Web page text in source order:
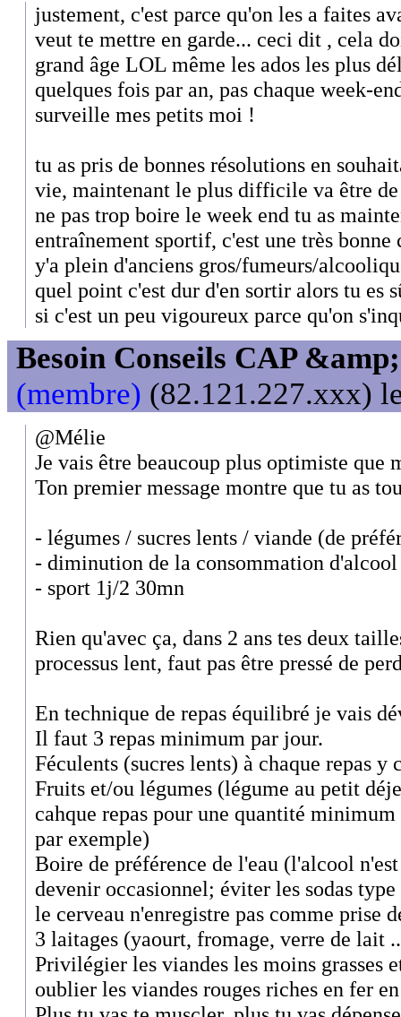
justement, c'est parce qu'on les a faites
veut te mettre en garde... ceci dit , cela
grand âge LOL même les ados les plus
quelques fois par an, pas chaque week-
surveille mes petits moi !
tu as pris de bonnes résolutions en
vie, maintenant le plus difficile va être
ne pas trop boire le week end tu as
entraînement sportif, c'est une très bonne
y'a plein d'anciens gros/fumeurs/
quel point c'est dur d'en sortir alors tu es
si c'est un peu vigoureux parce qu'on
Besoin Conseils CAP
(membre) (82.121.227.xxx)
@Mélie
Je vais être beaucoup plus optimiste que
Ton premier message montre que tu as
- légumes / sucres lents / viande (de
- diminution de la consommation d'alcool
- sport 1j/2 30mn
Rien qu'avec ça, dans 2 ans tes deux
processus lent, faut pas être pressé de
En technique de repas équilibré je vais
Il faut 3 repas minimum par jour.
Féculents (sucres lents) à chaque repas
Fruits et/ou légumes (légume au petit
cahque repas pour une quantité
par exemple)
Boire de préférence de l'eau (l'alcool
devenir occasionnel; éviter les sodas
le cerveau n'enregistre pas comme prise
3 laitages (yaourt, fromage, verre de lait
Privilégier les viandes les moins grasses
oublier les viandes rouges riches en fer